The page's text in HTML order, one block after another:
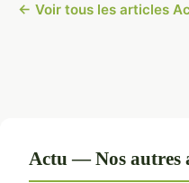
← Voir tous les articles
Actu — Nos autres